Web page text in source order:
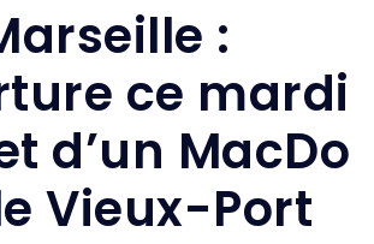
:
ce mardi
d’un MacDo
Vieux-Port